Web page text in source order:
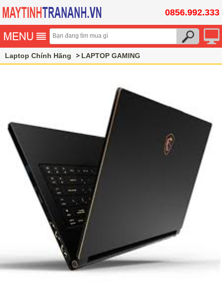
0856.992.333
Laptop Chính Hãng LAPTOP GAMING